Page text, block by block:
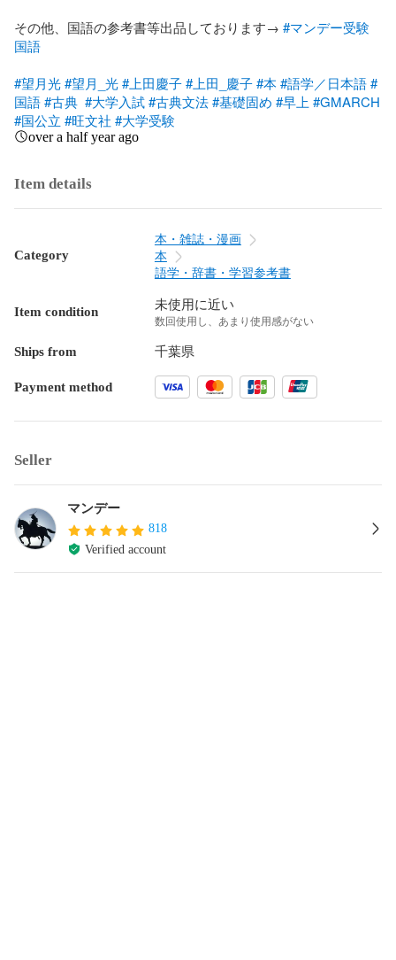
その他、国語の参考書等出品しております→ #マンデー受験
国語
#望月光#望月_光#上田慶子#上田_慶子#本#語学／日本語#
国語#古典 #大学入試#古典文法#基礎固め #早上 #GMARCH
#国公立 #旺文社 #大学受験
over a half year ago
Item details
Category
本・雑誌・漫画
本
語学・辞書・学習参考書
Item condition 未使用に近い
数回使用し、あまり使用感がない
Ships from 千葉県
Payment method
Seller
マンデー
818
Verified account